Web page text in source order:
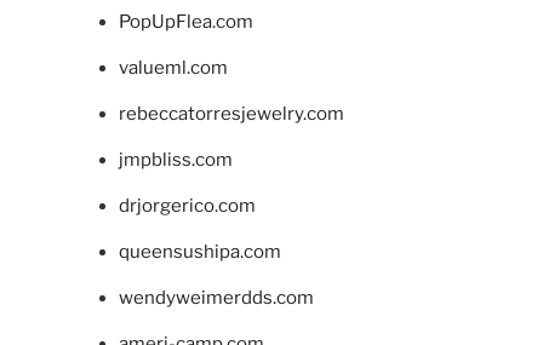
PopUpFlea.com
valueml.com
rebeccatorresjewelry.com
jmpbliss.com
drjorgerico.com
queensushipa.com
wendyweimerdds.com